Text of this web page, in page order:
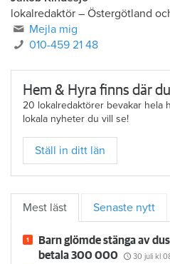
lokalredaktör – Östergötland
Mejla mig
010-459 21 48
Hem & Hyra finns där
20 lokalredaktörer bevakar hela
lokala nyheter du vill se!
Ställ in ditt län
Mest läst Senaste nytt
Barn glömde stänga av
betala 300 000
30 juli kl